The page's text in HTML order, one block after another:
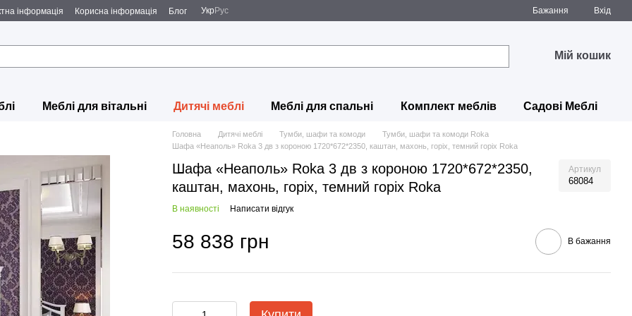
інформація Корисна інформація Блог Укр Рус Бажання Вхід
Мій кошик
Меблі для вітальні Дитячі меблі Меблі для спальні Комплект меблів Садові Меблі
Головна Дитячі меблі Тумби, шафи та комоди
Тумби, шафи та комоди Roka
Шафа «Неаполь» Roka 3 дв з короною 1720*672*2350, каштан, махонь, горіх, темний горіх Roka
Шафа «Неаполь» Roka 3 дв з короною 1720*672*2350,
каштан, махонь, горіх, темний горіх Roka
Артикул
68084
В наявності Написати відгук
58 838 грн В бажання